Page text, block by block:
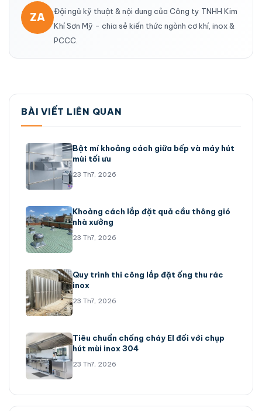
ZA
Đội ngũ kỹ thuật & nội dung của Công ty TNHH Kim
Khí Sơn Mỹ - chia sẻ kiến thức ngành cơ khí, inox &
PCCC.
BÀI VIẾT LIÊN QUAN
Bật mí khoảng cách giữa bếp và máy hút
mùi tối ưu
23 Th7, 2026
Khoảng cách lắp đặt quả cầu thông gió
nhà xưởng
23 Th7, 2026
Quy trình thi công lắp đặt ống thu rác
inox
23 Th7, 2026
Tiêu chuẩn chống cháy EI đối với chụp
hút mùi inox 304
23 Th7, 2026